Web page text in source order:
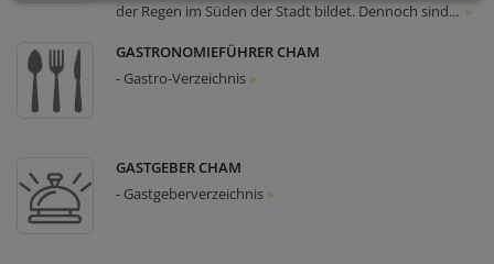
der Regen im Süden der Stadt bildet. Dennoch sind... »
GASTRONOMIEFÜHRER CHAM
- Gastro-Verzeichnis »
GASTGEBER CHAM
- Gastgeberverzeichnis »